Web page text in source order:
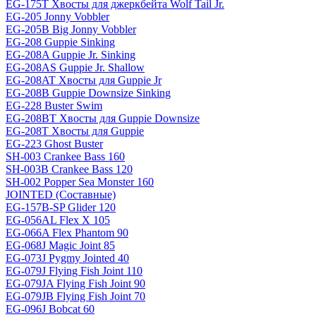
EG-175T Хвосты для джеркбейта Wolf Tail Jr.
EG-205 Jonny Vobbler
EG-205B Big Jonny Vobbler
EG-208 Guppie Sinking
EG-208A Guppie Jr. Sinking
EG-208AS Guppie Jr. Shallow
EG-208AT Хвосты для Guppie Jr
EG-208B Guppie Downsize Sinking
EG-228 Buster Swim
EG-208BT Хвосты для Guppie Downsize
EG-208T Хвосты для Guppie
EG-223 Ghost Buster
SH-003 Crankee Bass 160
SH-003B Crankee Bass 120
SH-002 Popper Sea Monster 160
JOINTED (Составные)
EG-157B-SP Glider 120
EG-056AL Flex X 105
EG-066A Flex Phantom 90
EG-068J Magic Joint 85
EG-073J Pygmy Jointed 40
EG-079J Flying Fish Joint 110
EG-079JA Flying Fish Joint 90
EG-079JB Flying Fish Joint 70
EG-096J Bobcat 60